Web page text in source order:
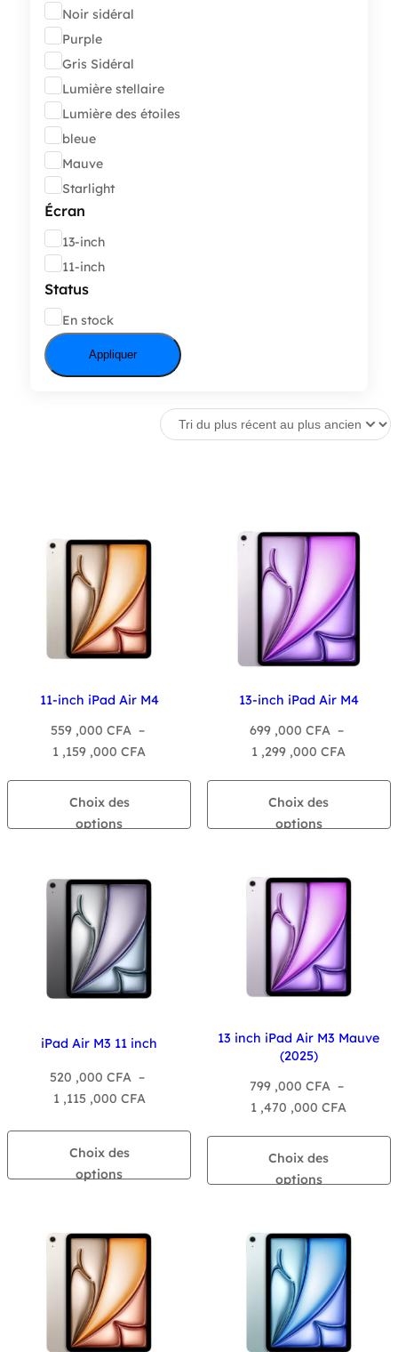
Noir sidéral
Purple
Gris Sidéral
Lumière stellaire
Lumière des étoiles
bleue
Mauve
Starlight
Écran
Écran13-inch
11-inch
Status
ÉtatEn stock
Appliquer
11-inch iPad Air M4
559 ,000 CFA –
1 ,159 ,000CFA
1
,000 CFA
Choix des
options
13-inch iPad Air M4
699 ,000CFA –
1 ,299 ,000CFA
1
,000
Choix des
options
iPad Air M3 11 inch
520 ,000CFA –
1 ,115 ,000 CFAPlage
,000 CFA
,115
,000 CFA
Choix des
options
13 inch iPad Air M3 Mauve
(2025)
799 ,000CFA –
1 ,470 ,000CFA
1
,000
Choix des
options